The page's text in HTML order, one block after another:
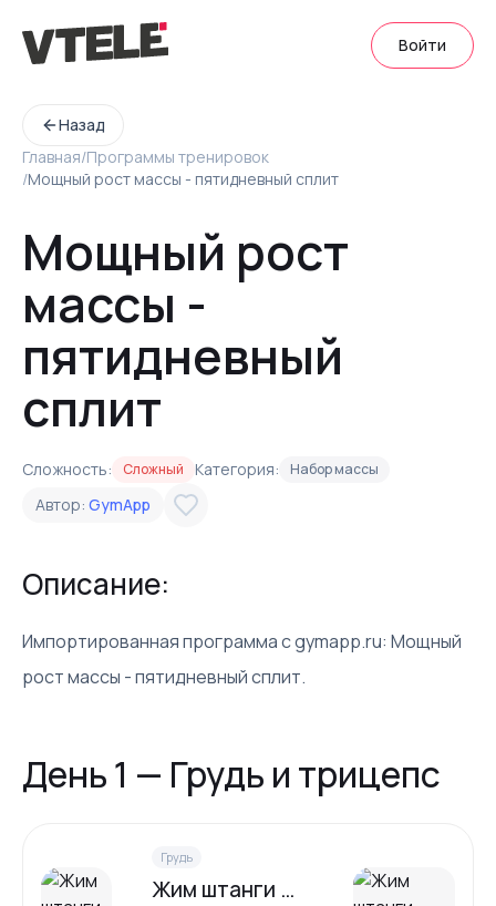
Войти
Назад
Главная/Программы тренировок
/Мощный рост массы - пятидневный сплит
Мощный рост
массы -
пятидневный
сплит
Сложность: Сложный Категория: Набор массы
Автор: GymApp
Описание:
Импортированная программа с gymapp.ru: Мощный
рост массы - пятидневный сплит.
День 1 — Грудь и трицепс
Грудь
Жим штанги лежа на горизонтальной скамье